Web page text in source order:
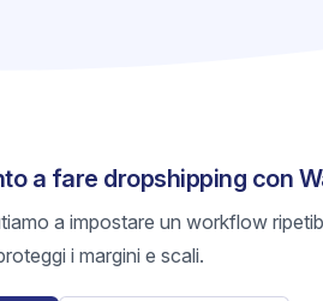
a fare dropshipping con
a impostare un workflow
i margini e scali.